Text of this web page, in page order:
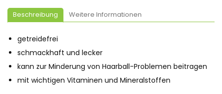
Beschreibung Weitere Informationen
getreidefrei
schmackhaft und lecker
kann zur Minderung von Haarball-Problemen beitragen
mit wichtigen Vitaminen und Mineralstoffen